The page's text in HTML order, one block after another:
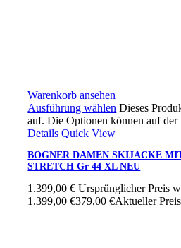
Warenkorb ansehen
Ausführung wählen Dieses
auf. Die Optionen können auf
Details Quick View
BOGNER DAMEN SKIJACKE
STRETCH Gr 44 XL NEU
1.399,00€ Ursprünglicher Preis
1.399,00 €379,00€Aktueller